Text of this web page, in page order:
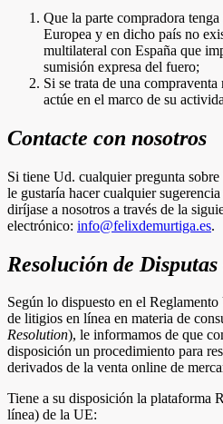
Que la parte compradora
Europea y en dicho país no
multilateral con España que
sumisión expresa del fuero;
Si se trata de una
actúe en el marco de su
Contacte con nosotros
Si tiene Ud. cualquier pregunta
le gustaría hacer cualquier
diríjase a nosotros a través de la
electrónico: info@felixdemurtiga.es.
Resolución de
Según lo dispuesto en el
de litigios en línea en materia de
Resolution), le informamos de que
disposición un procedimiento para
derivados de la venta online de
Tiene a su disposición la plataforma
línea) de la UE: